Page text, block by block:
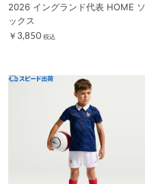
2026 イングランド代表 HOME ソ
ックス
￥3,850 税込